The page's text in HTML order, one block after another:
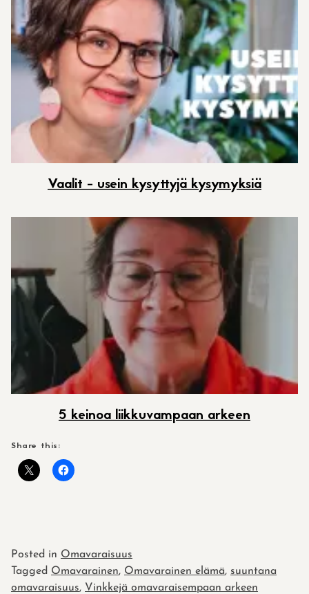
Vaalit - usein kysyttyjä kysymyksiä
5 keinoa liikkuvampaan arkeen
Share this:
Posted in Omavaraisuus
Tagged Omavarainen, Omavarainen elämä, suuntana
omavaraisuus, Vinkkejä omavaraisempaan arkeen